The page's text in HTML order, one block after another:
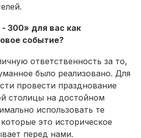
300» для вас как
событие?
ответственность за то,
было реализовано. Для
провести празднование
столицы на достойном
использовать те
это историческое
перед нами.